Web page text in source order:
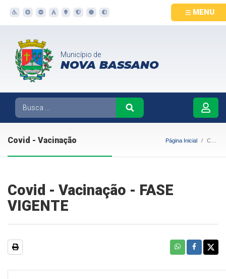
MENU
Município de
NOVA BASSANO
Covid - Vacinação Página Inicial Covid - Vacinação
Covid - Vacinação - FASE
VIGENTE